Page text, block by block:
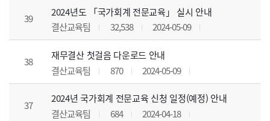
39
2024년도 「국가회계 전문교육」 실시 안내
결산교육팀
32,538 2024-05-09
38
재무결산 첫걸음 다운로드 안내
결산교육팀
870 2024-05-09
37
2024년 국가회계 전문교육 신청 일정(예정) 안내
결산교육팀
684 2024-04-18